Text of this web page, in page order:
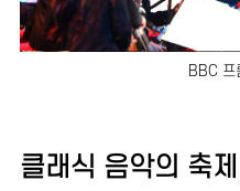
BBC 프
클래식 음악의 축